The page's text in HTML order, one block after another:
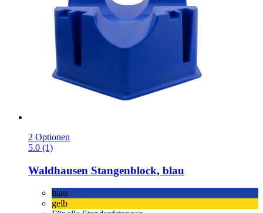
2 Optionen
5.0 (1)
Waldhausen Stangenblock, blau
blau
gelb